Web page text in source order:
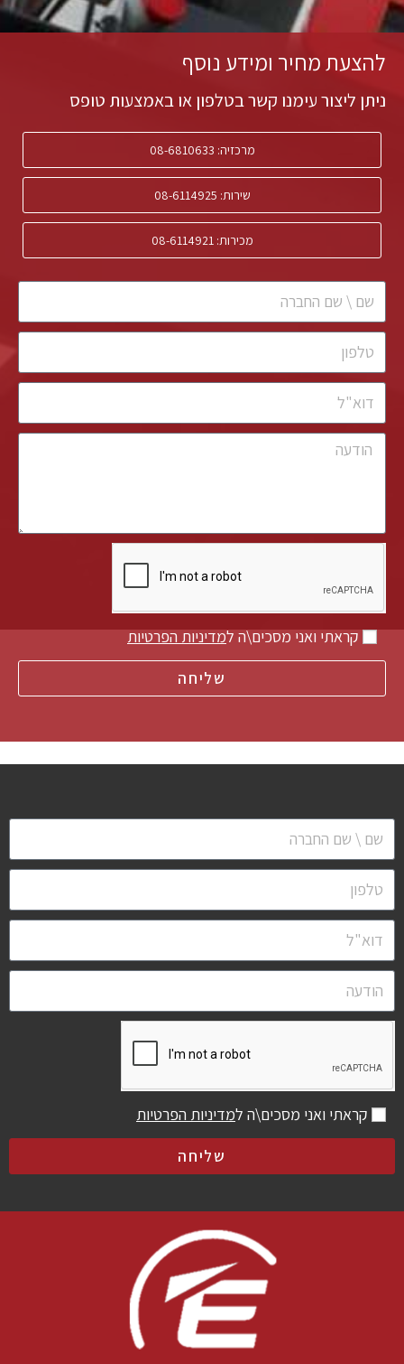
להצעת מחיר ומידע נוסף
ניתן ליצור עימנו קשר בטלפון או באמצעות טופס
מרכזיה: 08-6810633
שירות: 08-6114925
מכירות: 08-6114921
קראתי ואני מסכים\ה למדיניות הפרטיות
שליחה
קראתי ואני מסכים\ה למדיניות הפרטיות
שליחה